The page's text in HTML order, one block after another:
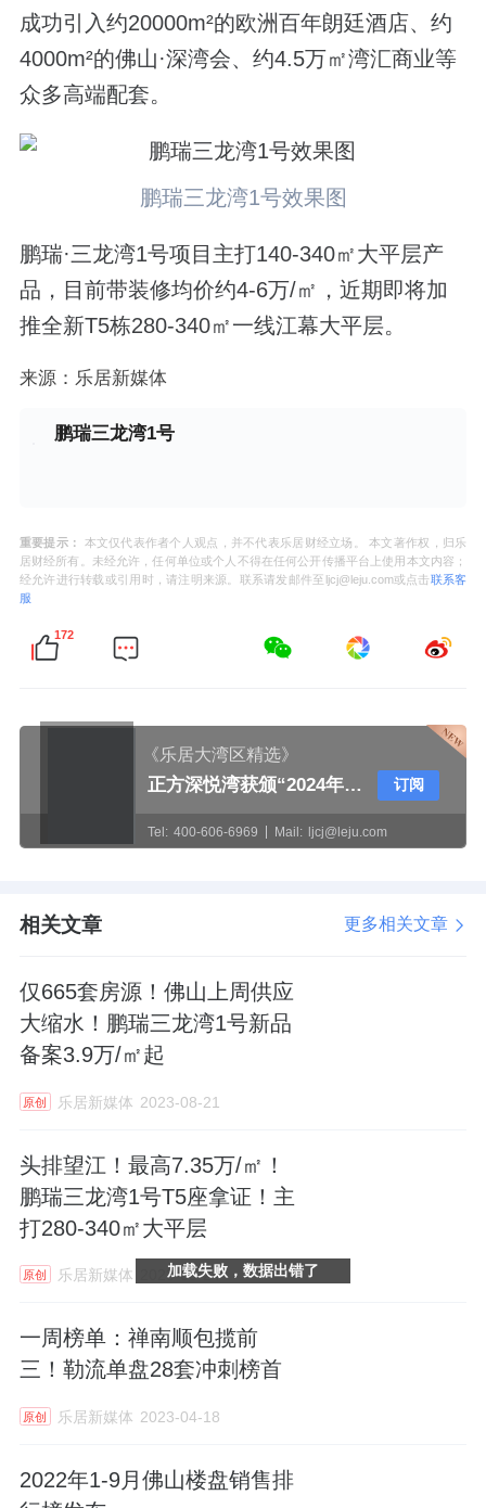
成功引入约20000m²的欧洲百年朗廷酒店、约
4000m²的佛山·深湾会、约4.5万㎡湾汇商业等
众多高端配套。
鹏瑞三龙湾1号效果图
鹏瑞·三龙湾1号项目主打140-340㎡大平层产
品，目前带装修均价约4-6万/㎡，近期即将加
推全新T5栋280-340㎡一线江幕大平层。
来源：乐居新媒体
鹏瑞三龙湾1号
重要提示：
本文仅代表作者个人观点，并不代表乐居财经立场。 本文著作权，归乐
居财经所有。未经允许，任何单位或个人不得在任何公开传播平台上使用本文内容；
经允许进行转载或引用时，请注明来源。联系请发邮件至ljcj@leju.com或点击联系客
服
172
《乐居大湾区精选》
正方深悦湾获颁“2024年珠中江澳高质量建筑示范项目”奖牌
Tel: 400-606-6969 Mail: ljcj@leju.com
订阅
相关文章 更多相关文章
仅665套房源！佛山上周供应
大缩水！鹏瑞三龙湾1号新品
备案3.9万/㎡起
原创 乐居新媒体 2023-08-21
头排望江！最高7.35万/㎡！
鹏瑞三龙湾1号T5座拿证！主
打280-340㎡大平层
原创 乐居新媒体 2023-05-24
一周榜单：禅南顺包揽前
三！勒流单盘28套冲刺榜首
原创 乐居新媒体 2023-04-18
2022年1-9月佛山楼盘销售排
加载失败，数据出错了